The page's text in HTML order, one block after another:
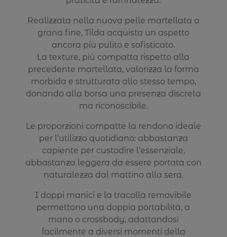
Realizzata nella nuova pelle martellata a
grana fine, Tilda acquista un aspetto
ancora più pulito e sofisticato.
La texture, più compatta rispetto alla
precedente martellata, valorizza la forma
morbida e strutturata allo stesso tempo,
donando alla borsa una presenza discreta
ma riconoscibile.
Le proporzioni compatte la rendono ideale
per l’utilizzo quotidiano: abbastanza
capiente per custodire l’essenziale,
abbastanza leggera da essere portata con
naturalezza dal mattino alla sera.
I doppi manici e la tracolla removibile
permettono una doppia portabilità, a
mano o crossbody, adattandosi
facilmente a diversi momenti della